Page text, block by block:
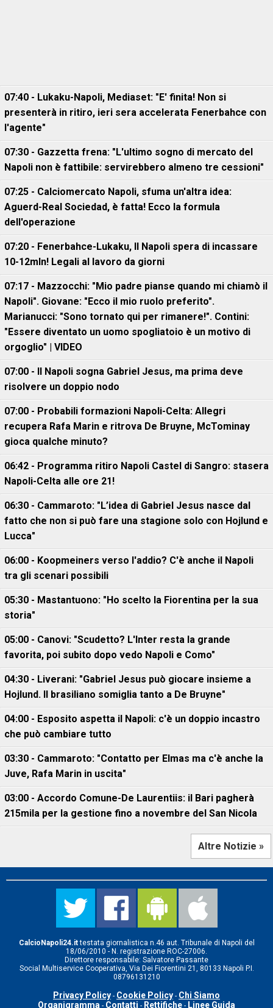
07:40 - Lukaku-Napoli, Mediaset: "E' finita! Non si
presenterà in ritiro, ieri sera accelerata Fenerbahce con
l'agente"
07:30 - Gazzetta frena: "L'ultimo sogno di mercato del
Napoli non è fattibile: servirebbero almeno tre cessioni"
07:25 - Calciomercato Napoli, sfuma un'altra idea:
Aguerd-Real Sociedad, è fatta! Ecco la formula
dell'operazione
07:20 - Fenerbahce-Lukaku, ll Napoli spera di incassare
10-12mln! Legali al lavoro da giorni
07:17 - Mazzocchi: "Mio padre pianse quando mi chiamò il
Napoli". Giovane: "Ecco il mio ruolo preferito".
Marianucci: "Sono tornato qui per rimanere!". Contini:
"Essere diventato un uomo spogliatoio è un motivo di
orgoglio" | VIDEO
07:00 - Il Napoli sogna Gabriel Jesus, ma prima deve
risolvere un doppio nodo
07:00 - Probabili formazioni Napoli-Celta: Allegri
recupera Rafa Marin e ritrova De Bruyne, McTominay
gioca qualche minuto?
06:42 - Programma ritiro Napoli Castel di Sangro: stasera
Napoli-Celta alle ore 21!
06:30 - Cammaroto: "L’idea di Gabriel Jesus nasce dal
fatto che non si può fare una stagione solo con Hojlund e
Lucca"
06:00 - Koopmeiners verso l'addio? C'è anche il Napoli
tra gli scenari possibili
05:30 - Mastantuono: "Ho scelto la Fiorentina per la sua
storia"
05:00 - Canovi: "Scudetto? L'Inter resta la grande
favorita, poi subito dopo vedo Napoli e Como"
04:30 - Liverani: "Gabriel Jesus può giocare insieme a
Hojlund. Il brasiliano somiglia tanto a De Bruyne"
04:00 - Esposito aspetta il Napoli: c'è un doppio incastro
che può cambiare tutto
03:30 - Cammaroto: "Contatto per Elmas ma c'è anche la
Juve, Rafa Marin in uscita"
03:00 - Accordo Comune-De Laurentiis: il Bari pagherà
215mila per la gestione fino a novembre del San Nicola
Altre Notizie »
CalcioNapoli24.ittestata giornalistica n.46 aut. Tribunale di Napoli del
18/06/2010 - N. registrazione ROC-27006.
Direttore responsabile: Salvatore Passante
Social Multiservice Cooperativa, Via Dei Fiorentini 21, 80133 Napoli P.I.
08796131210
Privacy Policy - Cookie Policy - Chi Siamo
Organigramma - Contatti - Rettifiche - Linee Guida